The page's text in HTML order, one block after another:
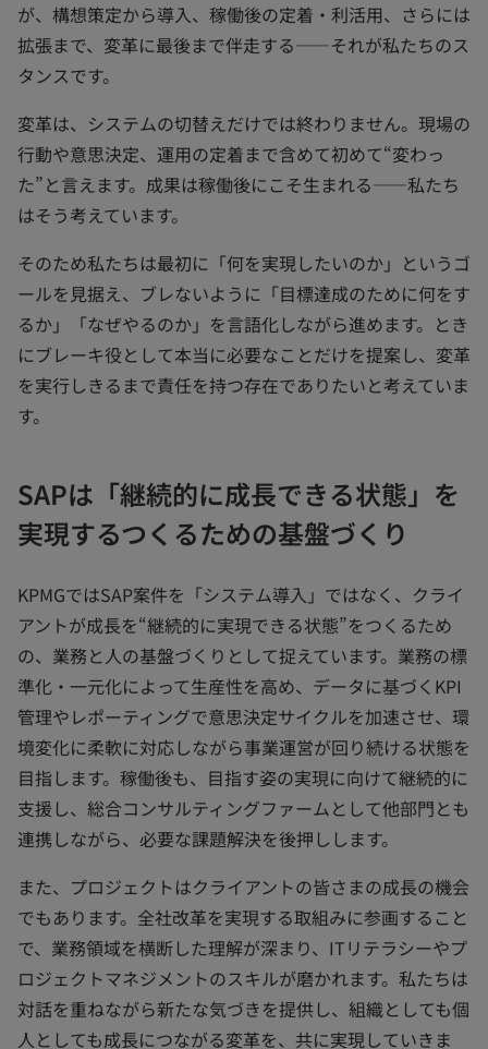
が、構想策定から導入、稼働後の定着・利活用、さらには
拡張まで、変革に最後まで伴走する——それが私たちのス
タンスです。
変革は、システムの切替えだけでは終わりません。現場の
行動や意思決定、運用の定着まで含めて初めて“変わっ
た”と言えます。成果は稼働後にこそ生まれる——私たち
はそう考えています。
そのため私たちは最初に「何を実現したいのか」というゴ
ールを見据え、ブレないように「目標達成のために何をす
るか」「なぜやるのか」を言語化しながら進めます。とき
にブレーキ役として本当に必要なことだけを提案し、変革
を実行しきるまで責任を持つ存在でありたいと考えていま
す。
SAPは「継続的に成長できる状態」を
実現するつくるための基盤づくり
KPMGではSAP案件を「システム導入」ではなく、クライ
アントが成長を“継続的に実現できる状態”をつくるため
の、業務と人の基盤づくりとして捉えています。業務の標
準化・一元化によって生産性を高め、データに基づくKPI
管理やレポーティングで意思決定サイクルを加速させ、環
境変化に柔軟に対応しながら事業運営が回り続ける状態を
目指します。稼働後も、目指す姿の実現に向けて継続的に
支援し、総合コンサルティングファームとして他部門とも
連携しながら、必要な課題解決を後押しします。
また、プロジェクトはクライアントの皆さまの成長の機会
でもあります。全社改革を実現する取組みに参画すること
で、業務領域を横断した理解が深まり、ITリテラシーやプ
ロジェクトマネジメントのスキルが磨かれます。私たちは
対話を重ねながら新たな気づきを提供し、組織としても個
人としても成長につながる変革を、共に実現していきま